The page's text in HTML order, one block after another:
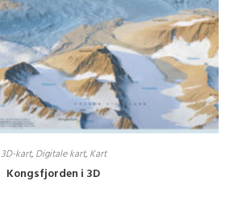
3D-kart, Digitale kart, Kart
Kongsfjorden i 3D